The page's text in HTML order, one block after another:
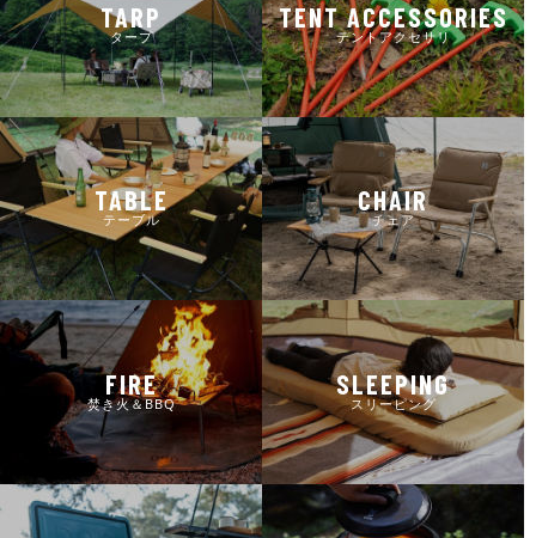
TARP
タープ
TENT ACCESSORIES
テントアクセサリ
TABLE
テーブル
CHAIR
チェア
FIRE
焚き火＆BBQ
SLEEPING
スリーピング